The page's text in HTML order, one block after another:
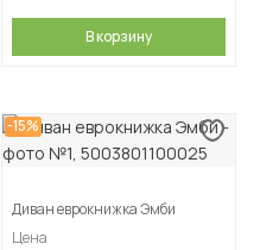
В корзину
-15%
Диван еврокнижка Эмби
Цена